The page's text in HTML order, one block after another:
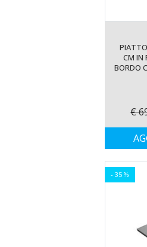
CM IN
BORDO
€
- 35 %